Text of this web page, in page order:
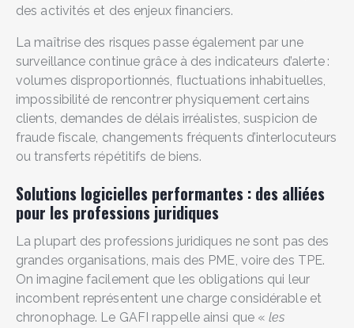
des activités et des enjeux financiers.
La maîtrise des risques passe également par une
surveillance continue grâce à des indicateurs d’alerte :
volumes disproportionnés, fluctuations inhabituelles,
impossibilité de rencontrer physiquement certains
clients, demandes de délais irréalistes, suspicion de
fraude fiscale, changements fréquents d’interlocuteurs
ou transferts répétitifs de biens.
Solutions logicielles performantes : des alliées
pour les professions juridiques
La plupart des professions juridiques ne sont pas des
grandes organisations, mais des PME, voire des TPE.
On imagine facilement que les obligations qui leur
incombent représentent une charge considérable et
chronophage. Le GAFI rappelle ainsi que «les